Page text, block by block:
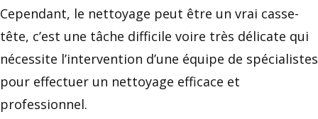
Cependant, le nettoyage peut être un vrai casse-
tête, c’est une tâche difficile voire très délicate qui
nécessite l’intervention d’une équipe de spécialistes
pour effectuer un nettoyage efficace et
professionnel.